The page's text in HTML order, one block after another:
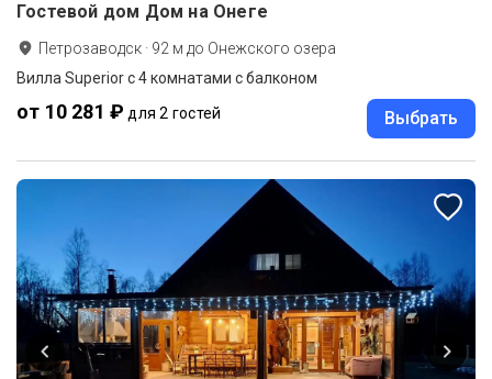
Гостевой дом Дом на Онеге
Петрозаводск · 92 м до Онежского озера
Вилла Superior с 4 комнатами с балконом
от 10 281 ₽ для 2 гостей Выбрать